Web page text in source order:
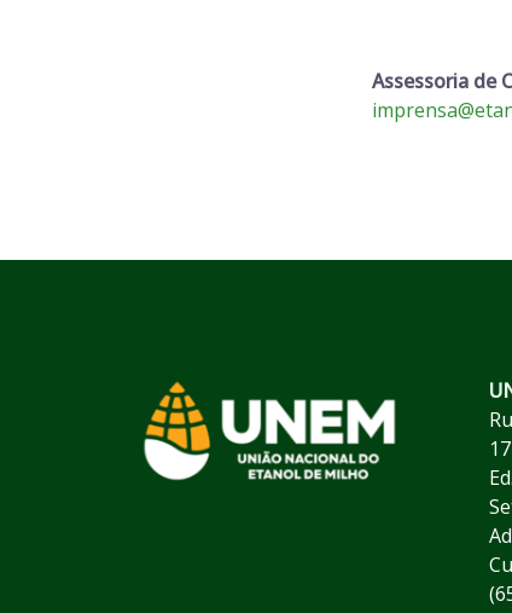
Assessoria de